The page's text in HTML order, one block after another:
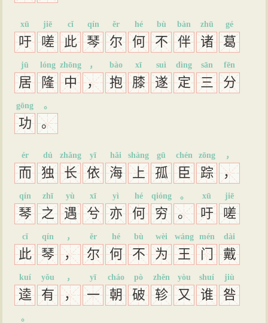
吁
xū
嗟
jiē
此
cǐ
琴
qín
尔
ěr
何
hé
不
bù
伴
bàn
诸
zhū
葛
gé
居
jū
隆
lóng
中
zhōng
，
，
抱
bào
膝
xī
遂
suì
定
dìng
三
sān
分
fēn
功
gōng
。
。
而
ér
独
dú
长
zhǎng
依
yī
海
hǎi
上
shàng
孤
gū
臣
chén
踪
zōng
，
，
琴
qín
之
zhī
遇
yù
兮
xī
亦
yì
何
hé
穷
qióng
。
。
吁
xū
嗟
jiē
此
cǐ
琴
qín
，
，
尔
ěr
何
hé
不
bù
为
wèi
王
wáng
门
mén
戴
dài
逵
kuí
有
yǒu
，
，
一
yī
朝
cháo
破
pò
轸
zhěn
又
yòu
谁
shuí
咎
jiù
。